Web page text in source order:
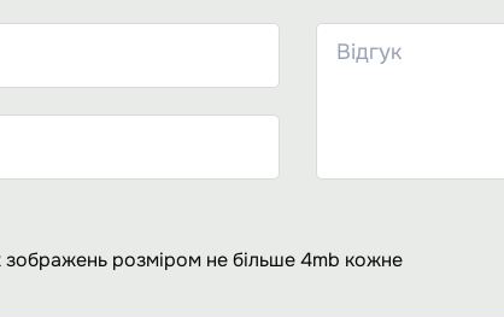
розміром не більше 4mb кожне